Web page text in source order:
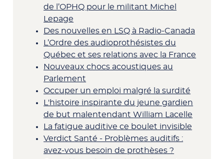
de l’OPHQ pour le militant Michel
Lepage
Des nouvelles en LSQ à Radio-Canada
L’Ordre des audioprothésistes du
Québec et ses relations avec la France
Nouveaux chocs acoustiques au
Parlement
Occuper un emploi malgré la surdité
L'histoire inspirante du jeune gardien
de but malentendant William Lacelle
La fatigue auditive ce boulet invisible
Verdict Santé - Problèmes auditifs :
avez-vous besoin de prothèses ?